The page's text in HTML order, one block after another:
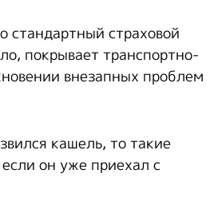
страховой
покрывает транспортно-
внезапных проблем
кашель, то такие
он уже приехал с